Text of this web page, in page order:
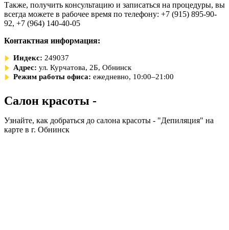
Также, получить консультацию и записаться на процедуры, вы
всегда можете в рабочее время по телефону: +7 (915) 895-90-
92, +7 (964) 140-40-05
Контактная информация:
Индекс: 249037
Адрес: ул. Курчатова, 2Б, Обнинск
Режим работы офиса: ежедневно, 10:00–21:00
Салон красоты -
Узнайте, как добраться до салона красоты - "Депиляция" на
карте в г. Обнинск